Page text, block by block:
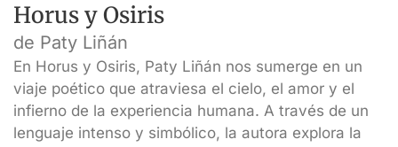
Horus y Osiris
de Paty Liñán
En Horus y Osiris, Paty Liñán nos sumerge en un
viaje poético que atraviesa el cielo, el amor y el
infierno de la experiencia humana. A través de un
lenguaje intenso y simbólico, la autora explora la